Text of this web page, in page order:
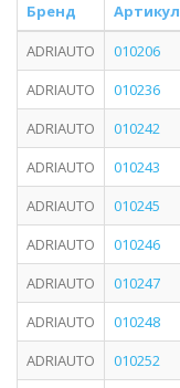
Бренд Артикул
ADRIAUTO
010206
ADRIAUTO
010236
ADRIAUTO
010242
ADRIAUTO
010243
ADRIAUTO
010245
ADRIAUTO
010246
ADRIAUTO
010247
ADRIAUTO
010248
ADRIAUTO
010252